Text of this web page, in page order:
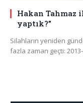
Hakan Tahmaz
yaptık?”
Silahların yeniden
fazla zaman geçti: